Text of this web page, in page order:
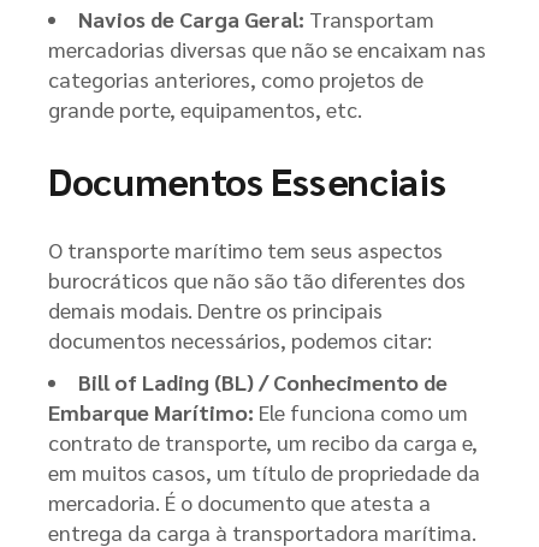
Navios de Carga Geral: Transportam
mercadorias diversas que não se encaixam nas
categorias anteriores, como projetos de
grande porte, equipamentos, etc.
Documentos Essenciais
O transporte marítimo tem seus aspectos
burocráticos que não são tão diferentes dos
demais modais. Dentre os principais
documentos necessários, podemos citar:
Bill of Lading (BL) / Conhecimento de
Embarque Marítimo: Ele funciona como um
contrato de transporte, um recibo da carga e,
em muitos casos, um título de propriedade da
mercadoria. É o documento que atesta a
entrega da carga à transportadora marítima.